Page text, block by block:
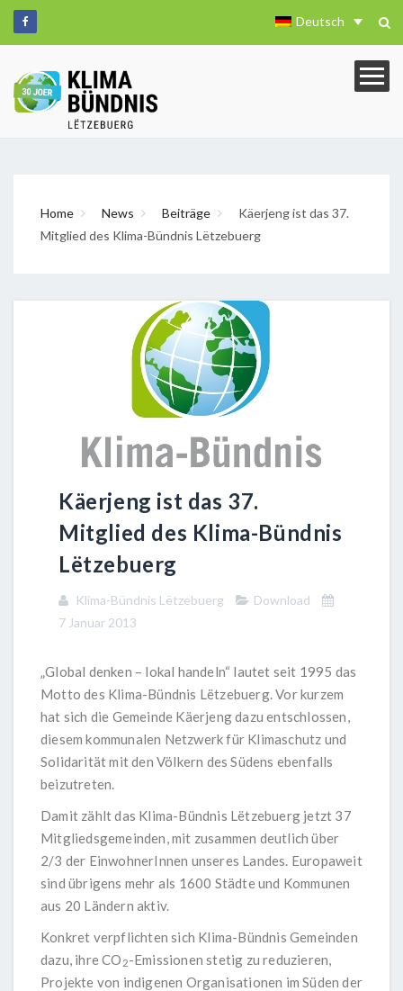
Deutsch
Home News Beiträge
Käerjeng ist das 37.
Mitglied des Klima-Bündnis Lëtzebuerg
Käerjeng ist das 37.
Mitglied des Klima-Bündnis
Lëtzebuerg
Klima-Bündnis Lëtzebuerg
Download
7 Januar 2013
„Global denken – lokal handeln“ lautet seit 1995 das
Motto des Klima-Bündnis Lëtzebuerg. Vor kurzem
hat sich die Gemeinde Käerjeng dazu entschlossen,
diesem kommunalen Netzwerk für Klimaschutz und
Solidarität mit den Völkern des Südens ebenfalls
beizutreten.
Damit zählt das Klima-Bündnis Lëtzebuerg jetzt 37
Mitgliedsgemeinden, mit zusammen deutlich über
2/3 der EinwohnerInnen unseres Landes. Europaweit
sind übrigens mehr als 1600 Städte und Kommunen
aus 20 Ländern aktiv.
Konkret verpflichten sich Klima-Bündnis Gemeinden
dazu, ihre CO 2-Emissionen stetig zu reduzieren,
Projekte von indigenen Organisationen im Süden der